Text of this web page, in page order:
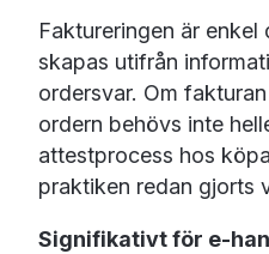
Faktureringen är
skapas utifrån
ordersvar. Om
ordern behövs inte
attestprocess hos
praktiken redan gjorts
Signifikativt för e-